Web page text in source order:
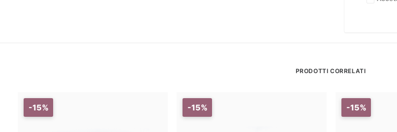
PRODOTTI CORRELATI
-15% -15% -15%